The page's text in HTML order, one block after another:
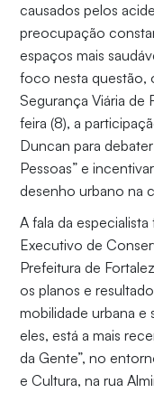
causados pelos
preocupação
espaços mais
foco nesta questão,
Segurança Viária de
feira (8), a
Duncan para
Pessoas” e
desenho urbano na
A fala da
Executivo de
Prefeitura de
os planos e
mobilidade urbana e
eles, está a mais
da Gente”, no
e Cultura, na rua